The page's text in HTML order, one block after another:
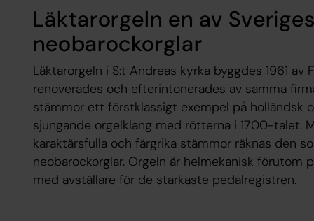
Läktarorgeln en av
neobarockorglar
Läktarorgeln i S:t Andreas kyrka byggdes 1961 av
renoverades och efterintonerades av samma
stämmor ett förstklassigt exempel på holländsk
sjungande orgelklang med rötterna i 1700-talet.
karaktärsfulla och färgrika stämmor räknas den
neobarockorglar. Orgeln är helmekanisk förutom
med avställare för de starkaste pedalregistren.